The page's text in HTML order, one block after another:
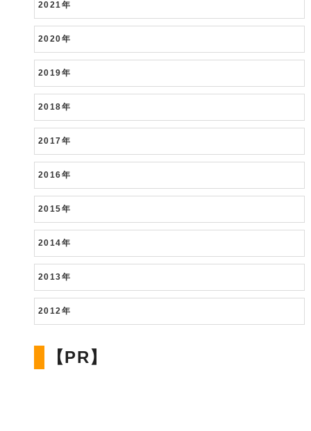
ルしてみた
アーカイブ
2022年
2021年
2020年
2019年
2018年
2017年
2016年
2015年